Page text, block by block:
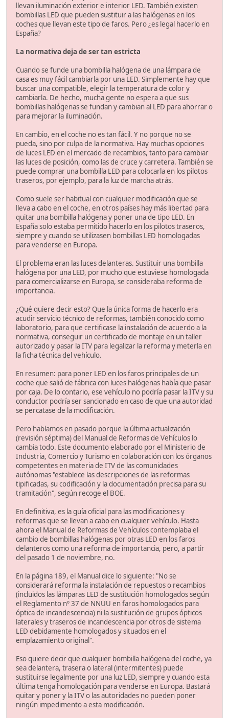
llevan iluminación exterior e interior LED. También existen
bombillas LED que pueden sustituir a las halógenas en los
coches que llevan este tipo de faros. Pero ¿es legal hacerlo en
España?
La normativa deja de ser tan estricta
Cuando se funde una bombilla halógena de una lámpara de
casa es muy fácil cambiarla por una LED. Simplemente hay que
buscar una compatible, elegir la temperatura de color y
cambiarla. De hecho, mucha gente no espera a que sus
bombillas halógenas se fundan y cambian al LED para ahorrar o
para mejorar la iluminación.
En cambio, en el coche no es tan fácil. Y no porque no se
pueda, sino por culpa de la normativa. Hay muchas opciones
de luces LED en el mercado de recambios, tanto para cambiar
las luces de posición, como las de cruce y carretera. También se
puede comprar una bombilla LED para colocarla en los pilotos
traseros, por ejemplo, para la luz de marcha atrás.
Como suele ser habitual con cualquier modificación que se
lleva a cabo en el coche, en otros países hay más libertad para
quitar una bombilla halógena y poner una de tipo LED. En
España solo estaba permitido hacerlo en los pilotos traseros,
siempre y cuando se utilizasen bombillas LED homologadas
para venderse en Europa.
El problema eran las luces delanteras. Sustituir una bombilla
halógena por una LED, por mucho que estuviese homologada
para comercializarse en Europa, se consideraba reforma de
importancia.
¿Qué quiere decir esto? Que la única forma de hacerlo era
acudir servicio técnico de reformas, también conocido como
laboratorio, para que certificase la instalación de acuerdo a la
normativa, conseguir un certificado de montaje en un taller
autorizado y pasar la ITV para legalizar la reforma y meterla en
la ficha técnica del vehículo.
En resumen: para poner LED en los faros principales de un
coche que salió de fábrica con luces halógenas había que pasar
por caja. De lo contario, ese vehículo no podría pasar la ITV y su
conductor podría ser sancionado en caso de que una autoridad
se percatase de la modificación.
Pero hablamos en pasado porque la última actualización
(revisión séptima) del Manual de Reformas de Vehículos lo
cambia todo. Este documento elaborado por el Ministerio de
Industria, Comercio y Turismo en colaboración con los órganos
competentes en materia de ITV de las comunidades
autónomas "establece las descripciones de las reformas
tipificadas, su codificación y la documentación precisa para su
tramitación", según recoge el BOE.
En definitiva, es la guía oficial para las modificaciones y
reformas que se llevan a cabo en cualquier vehículo. Hasta
ahora el Manual de Reformas de Vehículos contemplaba el
cambio de bombillas halógenas por otras LED en los faros
delanteros como una reforma de importancia, pero, a partir
del pasado 1 de noviembre, no.
En la página 189, el Manual dice lo siguiente: "No se
considerará reforma la instalación de repuestos o recambios
(incluidos las lámparas LED de sustitución homologados según
el Reglamento nº 37 de NNUU en faros homologados para
óptica de incandescencia) ni la sustitución de grupos ópticos
laterales y traseros de incandescencia por otros de sistema
LED debidamente homologados y situados en el
emplazamiento original".
Eso quiere decir que cualquier bombilla halógena del coche, ya
sea delantera, trasera o lateral (intermitentes) puede
sustituirse legalmente por una luz LED, siempre y cuando esta
última tenga homologación para venderse en Europa. Bastará
quitar y poner y la ITV o las autoridades no pueden poner
ningún impedimento a esta modificación.